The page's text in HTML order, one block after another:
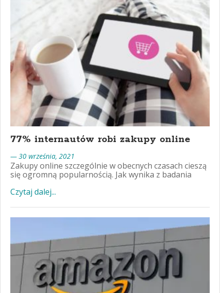
77% internautów robi zakupy online
— 30 września, 2021
Zakupy online szczególnie w obecnych czasach cieszą
się ogromną popularnością. Jak wynika z badania
Czytaj dalej...